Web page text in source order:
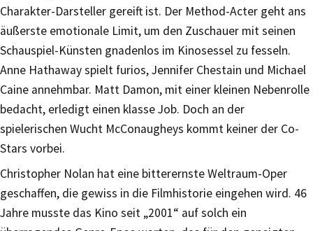
Charakter-Darsteller gereift ist. Der Method-Acter geht ans
äußerste emotionale Limit, um den Zuschauer mit seinen
Schauspiel-Künsten gnadenlos im Kinosessel zu fesseln.
Anne Hathaway spielt furios, Jennifer Chestain und Michael
Caine annehmbar. Matt Damon, mit einer kleinen Nebenrolle
bedacht, erledigt einen klasse Job. Doch an der
spielerischen Wucht McConaugheys kommt keiner der Co-
Stars vorbei.
Christopher Nolan hat eine bitterernste Weltraum-Oper
geschaffen, die gewiss in die Filmhistorie eingehen wird. 46
Jahre musste das Kino seit „2001“ auf solch ein